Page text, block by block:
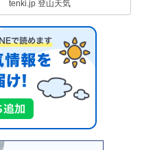
tenki.jp 登山天気